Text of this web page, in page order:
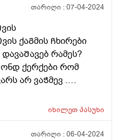
თარიღი :07-04-2024
ქაᲒმის Ჩხირები
რამეს?
ქერქები რომ
არ ვაᲭმევ .
იხილეთპასუხი
თარიღი :06-04-2024